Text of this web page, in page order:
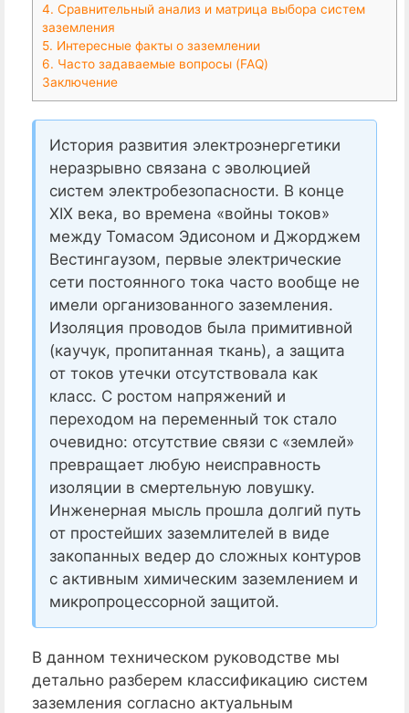
4. Сравнительный анализ и матрица выбора систем
заземления
5. Интересные факты о заземлении
6. Часто задаваемые вопросы (FAQ)
Заключение
История развития электроэнергетики
неразрывно связана с эволюцией
систем электробезопасности. В конце
XIX века, во времена «войны токов»
между Томасом Эдисоном и Джорджем
Вестингаузом, первые электрические
сети постоянного тока часто вообще не
имели организованного заземления.
Изоляция проводов была примитивной
(каучук, пропитанная ткань), а защита
от токов утечки отсутствовала как
класс. С ростом напряжений и
переходом на переменный ток стало
очевидно: отсутствие связи с «землей»
превращает любую неисправность
изоляции в смертельную ловушку.
Инженерная мысль прошла долгий путь
от простейших заземлителей в виде
закопанных ведер до сложных контуров
с активным химическим заземлением и
микропроцессорной защитой.
В данном техническом руководстве мы
детально разберем классификацию систем
заземления согласно актуальным